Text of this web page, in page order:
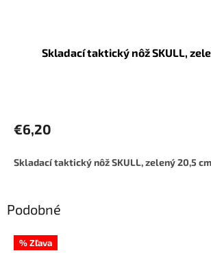
Skladací taktický nôž SKULL,
€6,20
Skladací taktický nôž SKULL, zelený 20,5 cm
Podobné
% Zľava